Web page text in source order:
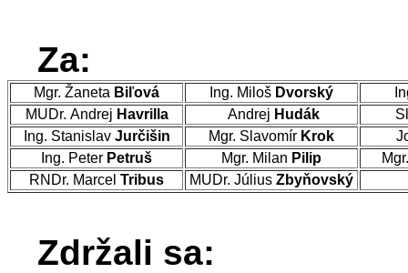
Za:
Mgr. Žaneta Biľová Ing. Miloš Dvorský
MUDr. Andrej Havrilla Andrej Hudák
Ing. Stanislav Jurčišin Mgr. Slavomír Krok
Ing. Peter Petruš Mgr. Milan Pilip
RNDr. Marcel Tribus MUDr. Július Zbyňovský
Zdržali sa: